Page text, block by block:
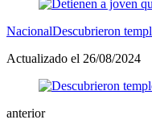
NacionalDescubrieron
Actualizado el 26/08/2024
anterior